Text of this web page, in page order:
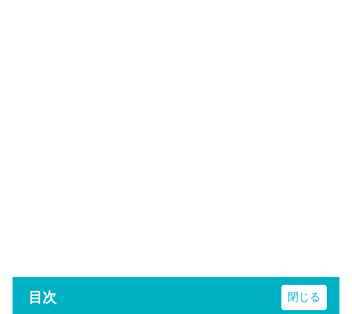
目次